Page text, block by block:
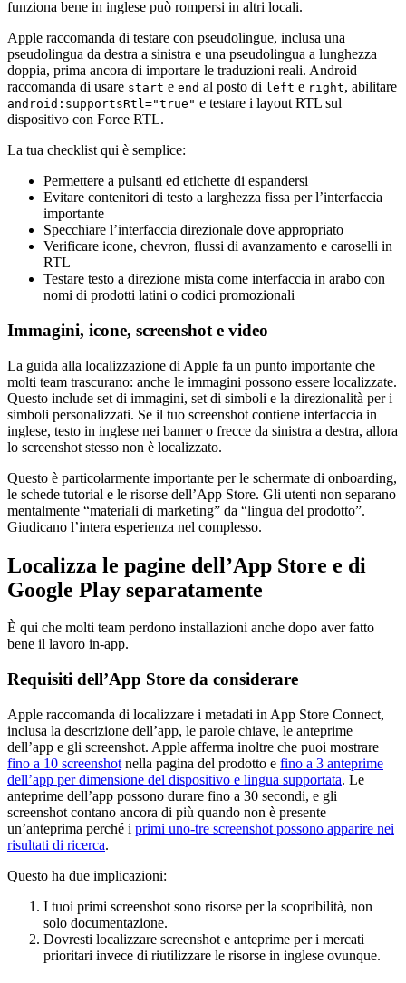
funziona bene in inglese può rompersi in altri locali.
Apple raccomanda di testare con pseudolingue, inclusa una
pseudolingua da destra a sinistra e una pseudolingua a lunghezza
doppia, prima ancora di importare le traduzioni reali. Android
raccomanda di usare start e end al posto di left e right, abilitare
android:supportsRtl="true" e testare i layout RTL sul
dispositivo con Force RTL.
La tua checklist qui è semplice:
Permettere a pulsanti ed etichette di espandersi
Evitare contenitori di testo a larghezza fissa per l’interfaccia
importante
Specchiare l’interfaccia direzionale dove appropriato
Verificare icone, chevron, flussi di avanzamento e caroselli in
RTL
Testare testo a direzione mista come interfaccia in arabo con
nomi di prodotti latini o codici promozionali
Immagini, icone, screenshot e video
La guida alla localizzazione di Apple fa un punto importante che
molti team trascurano: anche le immagini possono essere localizzate.
Questo include set di immagini, set di simboli e la direzionalità per i
simboli personalizzati. Se il tuo screenshot contiene interfaccia in
inglese, testo in inglese nei banner o frecce da sinistra a destra, allora
lo screenshot stesso non è localizzato.
Questo è particolarmente importante per le schermate di onboarding,
le schede tutorial e le risorse dell’App Store. Gli utenti non separano
mentalmente “materiali di marketing” da “lingua del prodotto”.
Giudicano l’intera esperienza nel complesso.
Localizza le pagine dell’App Store e di
Google Play separatamente
È qui che molti team perdono installazioni anche dopo aver fatto
bene il lavoro in-app.
Requisiti dell’App Store da considerare
Apple raccomanda di localizzare i metadati in App Store Connect,
inclusa la descrizione dell’app, le parole chiave, le anteprime
dell’app e gli screenshot. Apple afferma inoltre che puoi mostrare
fino a 10 screenshot nella pagina del prodotto e fino a 3 anteprime
dell’app per dimensione del dispositivo e lingua supportata. Le
anteprime dell’app possono durare fino a 30 secondi, e gli
screenshot contano ancora di più quando non è presente
un’anteprima perché i primi uno-tre screenshot possono apparire nei
risultati di ricerca.
Questo ha due implicazioni:
I tuoi primi screenshot sono risorse per la scopribilità, non
solo documentazione.
Dovresti localizzare screenshot e anteprime per i mercati
prioritari invece di riutilizzare le risorse in inglese ovunque.